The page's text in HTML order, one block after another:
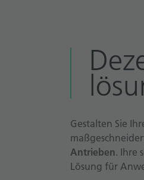
Gestalten Sie
Antrieben. Ihre
Lösung für